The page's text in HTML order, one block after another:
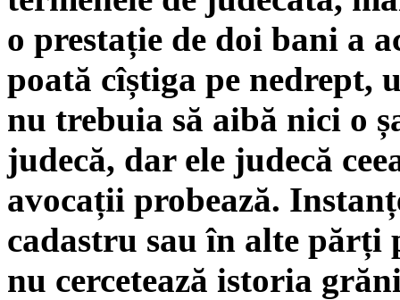
o prestație de doi bani a
poată cîștiga pe nedrept,
nu trebuia să aibă nici o
judecă, dar ele judecă
avocații probează.
cadastru sau în alte părți
nu cercetează istoria